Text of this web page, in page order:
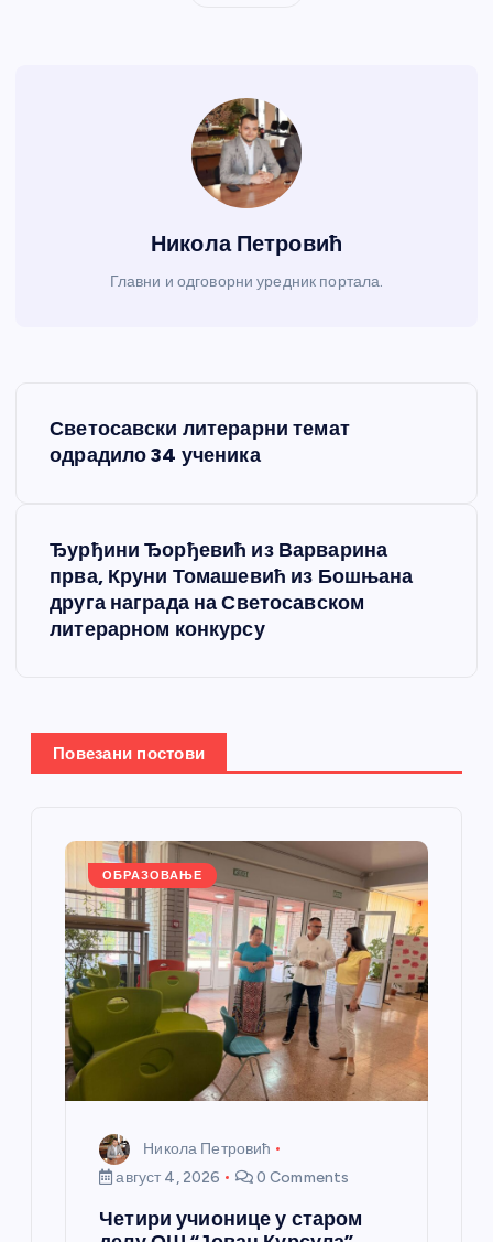
Никола Петровић
Главни и одговорни уредник портала.
е
ч
Светосавски литерарни темат
одрадило 34 ученика
Ђурђини Ђорђевић из Варварина
прва, Круни Томашевић из Бошњана
друга награда на Светосавском
литерарном конкурсу
Повезани постови
ОБРАЗОВАЊЕ
Никола Петровић
август 4, 2026
0 Comments
Четири учионице у старом